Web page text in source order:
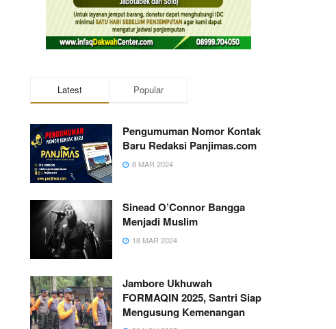
Latest Popular
Pengumuman Nomor Kontak
Baru Redaksi Panjimas.com
8 MAR 2024
Sinead O’Connor Bangga
Menjadi Muslim
18 MAR 2024
Jambore Ukhuwah
FORMAQIN 2025, Santri Siap
Mengusung Kemenangan